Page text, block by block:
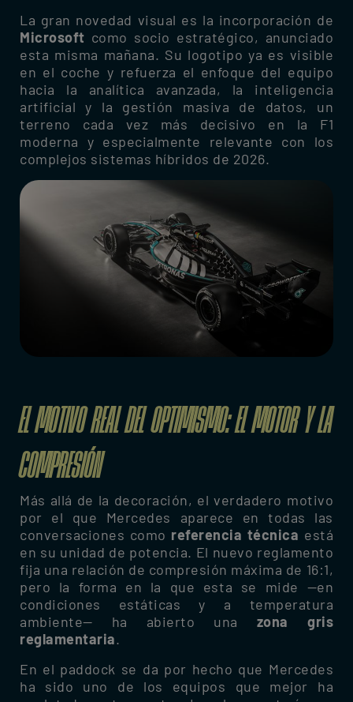
La gran novedad visual es la incorporación de
Microsoft como socio estratégico, anunciado
esta misma mañana. Su logotipo ya es visible
en el coche y refuerza el enfoque del equipo
hacia la analítica avanzada, la inteligencia
artificial y la gestión masiva de datos, un
terreno cada vez más decisivo en la F1
moderna y especialmente relevante con los
complejos sistemas híbridos de 2026.
EL MOTIVO REAL DEL OPTIMISMO: EL MOTOR Y LA
COMPRESIÓN
Más allá de la decoración, el verdadero motivo
por el que Mercedes aparece en todas las
conversaciones como referencia técnica está
en su unidad de potencia. El nuevo reglamento
fija una relación de compresión máxima de 16:1,
pero la forma en la que esta se mide —en
condiciones estáticas y a temperatura
ambiente— ha abierto una zona gris
reglamentaria.
En el paddock se da por hecho que Mercedes
ha sido uno de los equipos que mejor ha